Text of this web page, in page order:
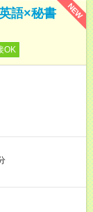
NEW
語×秘書
OK